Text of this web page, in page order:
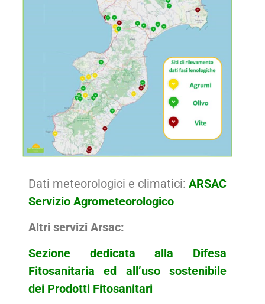
Dati meteorologici e climatici: ARSAC
Servizio Agrometeorologico
Altri servizi Arsac:
Sezione dedicata alla Difesa
Fitosanitaria ed all’uso sostenibile
dei Prodotti Fitosanitari